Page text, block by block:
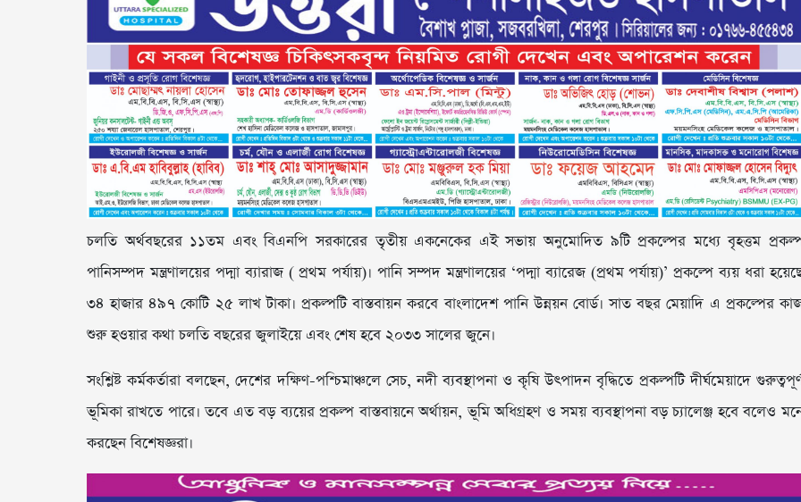
চলতি অর্থবছরের ১১তম এবং বিএনপি সরকারের তৃতীয় একনেকের এই সভায় অনুমোদিত ৯টি প্রকল্পের মধ্যে বৃহত্তম
পানিসম্পদ মন্ত্রণালয়ের পদ্মা ব্যারাজ ( প্রথম পর্যায়)। পানি সম্পদ মন্ত্রণালয়ের ‘পদ্মা ব্যারেজ (প্রথম পর্যায়)’ প্রকল্পে ব্যয় ধরা
৩৪ হাজার ৪৯৭ কোটি ২৫ লাখ টাকা। প্রকল্পটি বাস্তবায়ন করবে বাংলাদেশ পানি উন্নয়ন বোর্ড। সাত বছর মেয়াদি এ প্রকল্পের
শুরু হওয়ার কথা চলতি বছরের জুলাইয়ে এবং শেষ হবে ২০৩৩ সালের জুনে।
সংশ্লিষ্ট কর্মকর্তারা বলছেন, দেশের দক্ষিণ-পশ্চিমাঞ্চলে সেচ, নদী ব্যবস্থাপনা ও কৃষি উৎপাদন বৃদ্ধিতে প্রকল্পটি দীর্ঘমেয়াদে
ভূমিকা রাখতে পারে। তবে এত বড় ব্যয়ের প্রকল্প বাস্তবায়নে অর্থায়ন, ভূমি অধিগ্রহণ ও সময় ব্যবস্থাপনা বড় চ্যালেঞ্জ হবে বলেও
করছেন বিশেষজ্ঞরা।